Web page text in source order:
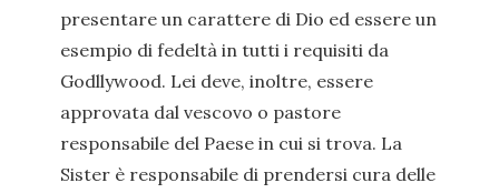
presentare un carattere di Dio ed essere un
esempio di fedeltà in tutti i requisiti da
Godllywood. Lei deve, inoltre, essere
approvata dal vescovo o pastore
responsabile del Paese in cui si trova. La
Sister è responsabile di prendersi cura delle